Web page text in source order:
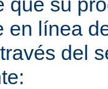
en línea
del